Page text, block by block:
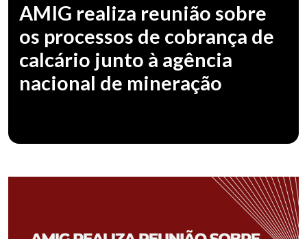
AMIG realiza reunião sobre
os processos de cobrança de
calcário junto à agência
nacional de mineração